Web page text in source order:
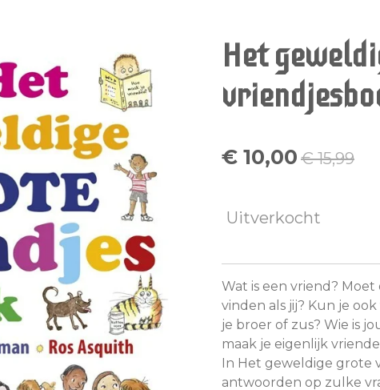
Het
€ 10,00 € 15,99
Uitverkocht
Wat is een vriend?
vinden als jij? Kun je
je broer of zus? Wie is
maak je eigenlijk
In Het geweldige grote
antwoorden op zulke